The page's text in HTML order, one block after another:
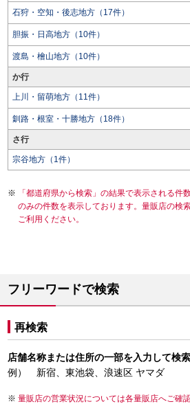
石狩・空知・後志地方（17件）
胆振・日高地方（10件）
渡島・檜山地方（10件）
か行
上川・留萌地方（11件）
釧路・根室・十勝地方（18件）
さ行
宗谷地方（1件）
「都道府県から検索」の結果で表示される件
のみの件数を表示しております。量販店の検
ご利用ください。
フリーワードで検索
再検索
店舗名称または住所の一部を入力して検
例） 新宿、東池袋、浪速区 ヤマダ
量販店の営業状況については各量販店へご確認